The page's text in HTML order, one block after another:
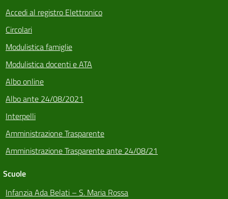
Accedi al registro Elettronico
Circolari
Modulistica famiglie
Modulistica docenti e ATA
Albo online
Albo ante 24/08/2021
Interpelli
Amministrazione Trasparente
Amministrazione Trasparente ante 24/08/21
Scuole
Infanzia Ada Belati – S. Maria Rossa